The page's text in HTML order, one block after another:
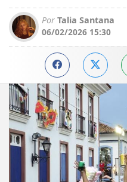
Por Talia Santana
06/02/2026 15:30